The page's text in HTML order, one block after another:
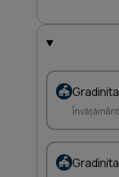
Învățământ